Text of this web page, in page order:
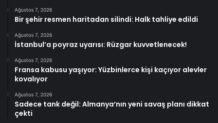
Ağustos 7, 2026
Bir şehir resmen haritadan silindi: Halk tahliye edildi
Ağustos 7, 2026
İstanbul’a poyraz uyarısı: Rüzgar kuvvetlenecek!
Ağustos 7, 2026
Fransa kabusu yaşıyor: Yüzbinlerce kişi kaçıyor alevler
kovalıyor
Ağustos 7, 2026
Sadece tank değil: Almanya’nın yeni savaş planı dikkat
çekti